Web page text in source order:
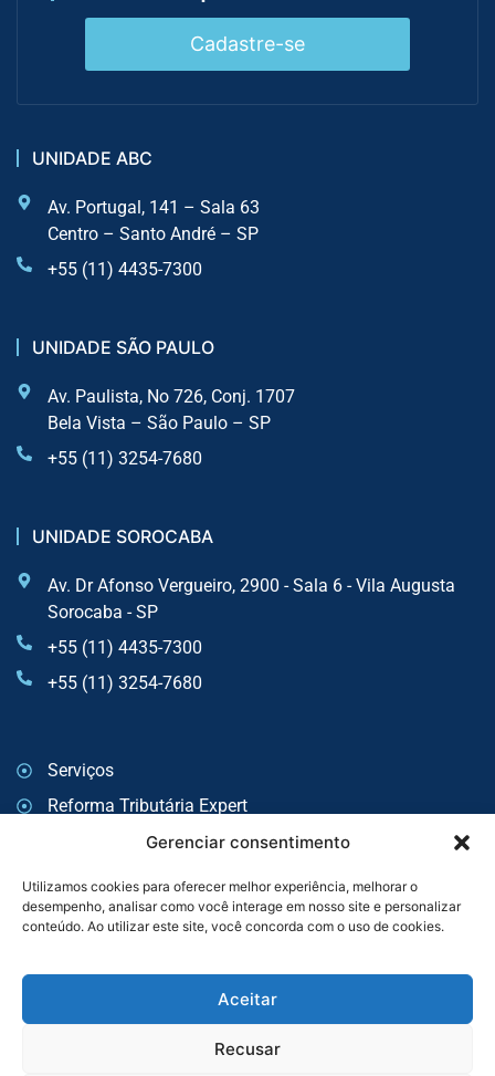
Gerenciar consentimento
Utilizamos cookies para oferecer melhor experiência, melhorar o
desempenho, analisar como você interage em nosso site e personalizar
conteúdo. Ao utilizar este site, você concorda com o uso de cookies.
Aceitar
Recusar
Cadastre-se
UNIDADE ABC
Av. Portugal, 141 – Sala 63
Centro – Santo André – SP
+55 (11) 4435-7300
UNIDADE SÃO PAULO
Av. Paulista, No 726, Conj. 1707
Bela Vista – São Paulo – SP
+55 (11) 3254-7680
UNIDADE SOROCABA
Av. Dr Afonso Vergueiro, 2900 - Sala 6 - Vila Augusta
Sorocaba - SP
+55 (11) 4435-7300
+55 (11) 3254-7680
Serviços
Reforma Tributária Expert
Consultoria Trabalhista e Previdenciária